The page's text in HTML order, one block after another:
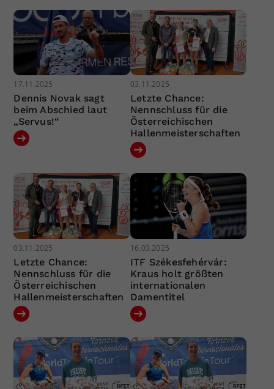
17.11.2025
Dennis Novak sagt
beim Abschied laut
„Servus!“
03.11.2025
Letzte Chance:
Nennschluss für die
Österreichischen
Hallenmeisterschaften
03.11.2025
Letzte Chance:
Nennschluss für die
Österreichischen
Hallenmeisterschaften
16.03.2025
ITF Székesfehérvár:
Kraus holt größten
internationalen
Damentitel